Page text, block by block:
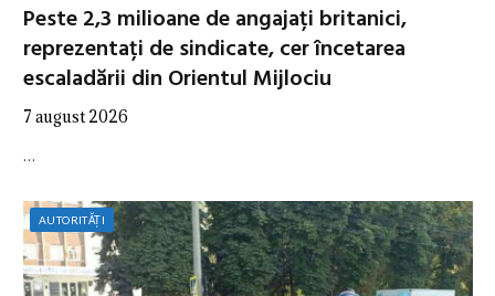
Peste 2,3 milioane de angajați britanici,
reprezentați de sindicate, cer încetarea
escaladării din Orientul Mijlociu
7 august 2026
…
AUTORITĂȚI